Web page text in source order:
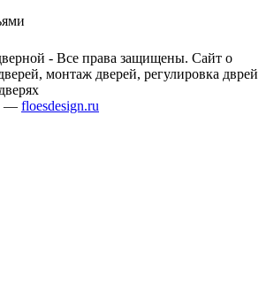
- Все права защищены. Сайт о
монтаж дверей, регулировка дврей
— floesdesign.ru